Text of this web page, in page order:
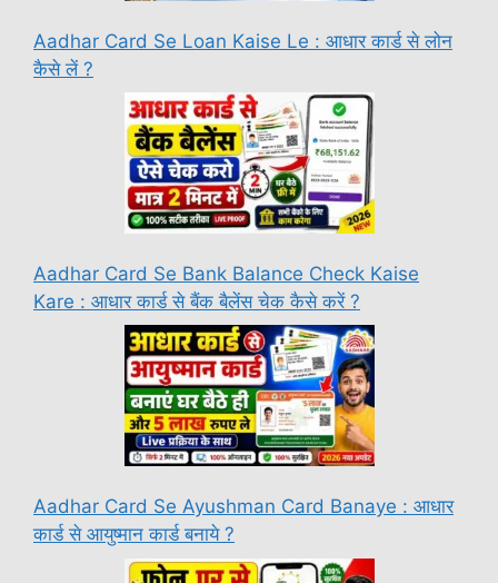
Aadhar Card Se Loan Kaise Le : आधार कार्ड से लोन
कैसे लें ?
Aadhar Card Se Bank Balance Check Kaise
Kare : आधार कार्ड से बैंक बैलेंस चेक कैसे करें ?
Aadhar Card Se Ayushman Card Banaye : आधार
कार्ड से आयुष्मान कार्ड बनाये ?